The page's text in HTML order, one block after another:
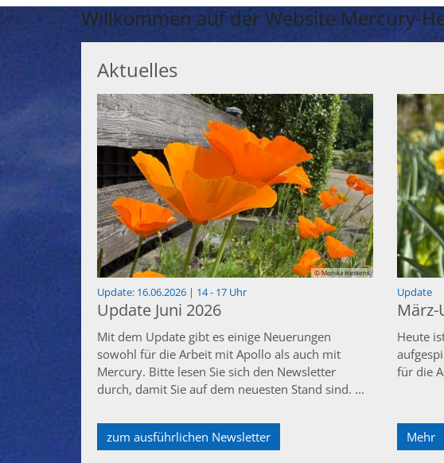
Willkommen auf der Website Mercury-
Aktuelles
© Monika Herkens
Update: 16.06.2026 | 14 - 17 Uhr:
Update Juni 2026
Mit dem Update gibt es einige Neuerungen
sowohl für die Arbeit mit Apollo als auch mit
Mercury. Bitte lesen Sie sich den Newsletter
durch, damit Sie auf dem neuesten Stand sind. ...
zum ausführlichen Newsletter
Update:
Heute
für die
Mehr